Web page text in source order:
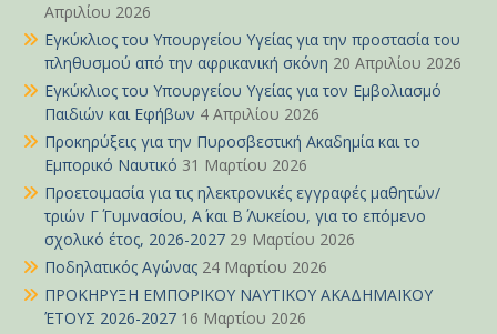
Απριλίου 2026
Εγκύκλιος του Υπουργείου Υγείας για την προστασία του
πληθυσμού από την αφρικανική σκόνη 20 Απριλίου 2026
Εγκύκλιος του Υπουργείου Υγείας για τον Εμβολιασμό
Παιδιών και Εφήβων 4 Απριλίου 2026
Προκηρύξεις για την Πυροσβεστική Ακαδημία και το
Εμπορικό Ναυτικό 31 Μαρτίου 2026
Προετοιμασία για τις ηλεκτρονικές εγγραφές μαθητών/
τριών Γ΄ Γυμνασίου, Α΄ και Β΄ Λυκείου, για το επόμενο
σχολικό έτος, 2026-2027 29 Μαρτίου 2026
Ποδηλατικός Αγώνας 24 Μαρτίου 2026
ΠΡΟΚΗΡΥΞΗ ΕΜΠΟΡΙΚΟΥ ΝΑΥΤΙΚΟΥ ΑΚΑΔΗΜΑΪΚΟΥ
ΈΤΟΥΣ 2026-2027 16 Μαρτίου 2026